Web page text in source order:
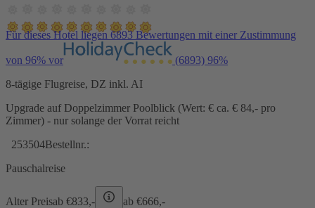
Für dieses Hotel liegen 6893 Bewertungen mit einer Zustimmung
von 96% vor (6893) 96%
8-tägige Flugreise, DZ inkl. AI
Upgrade auf Doppelzimmer Poolblick (Wert: € ca. € 84,- pro
Zimmer) - nur solange der Vorrat reicht
253504Bestellnr.:
Pauschalreise
Alter Preisab €833,- ab €666,-